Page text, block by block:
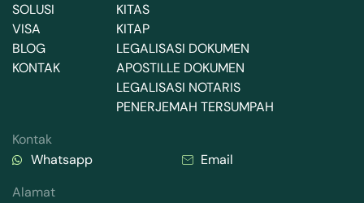
SOLUSI
VISA
BLOG
KONTAK
KITAS
KITAP
LEGALISASI DOKUMEN
APOSTILLE DOKUMEN
LEGALISASI NOTARIS
PENERJEMAH TERSUMPAH
Kontak
Whatsapp
Email
Alamat